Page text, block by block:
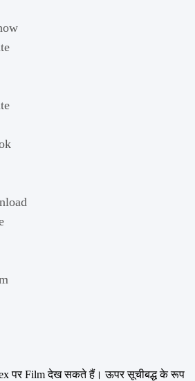
पर Film देख सकते हैं। ऊपर सूचीबद्ध के रूप